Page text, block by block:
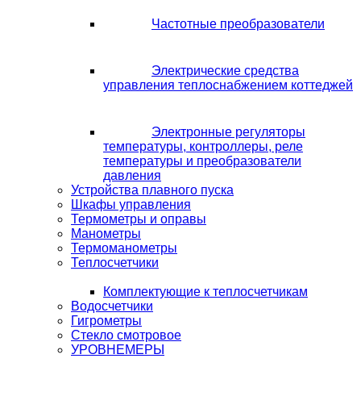
Частотные преобразователи
Электрические средства
управления теплоснабжением коттеджей
Электронные регуляторы
температуры, контроллеры, реле
температуры и преобразователи
давления
Устройства плавного пуска
Шкафы управления
Термометры и оправы
Манометры
Термоманометры
Теплосчетчики
Комплектующие к теплосчетчикам
Водосчетчики
Гигрометры
Стекло смотровое
УРОВНЕМЕРЫ